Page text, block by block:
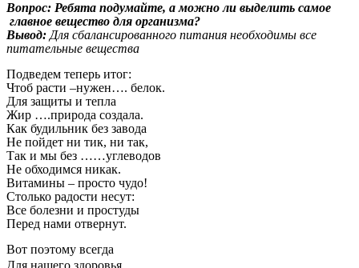
Вопрос: Ребята подумайте, а можно ли выделить самое
главное вещество для организма?
Вывод: Для сбалансированного питания необходимы все
питательные вещества
Подведем теперь итог:
Чтоб расти –нужен…. белок.
Для защиты и тепла
Жир ….природа создала.
Как будильник без завода
Не пойдет ни тик, ни так,
Так и мы без ……углеводов
Не обходимся никак.
Витамины – просто чудо!
Столько радости несут:
Все болезни и простуды
Перед нами отвернут.
Вот поэтому всегда